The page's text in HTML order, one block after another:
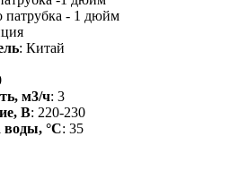
патрубка - 1 дюйм
: Китай
м3/ч: 3
В: 220-230
воды, °С: 35